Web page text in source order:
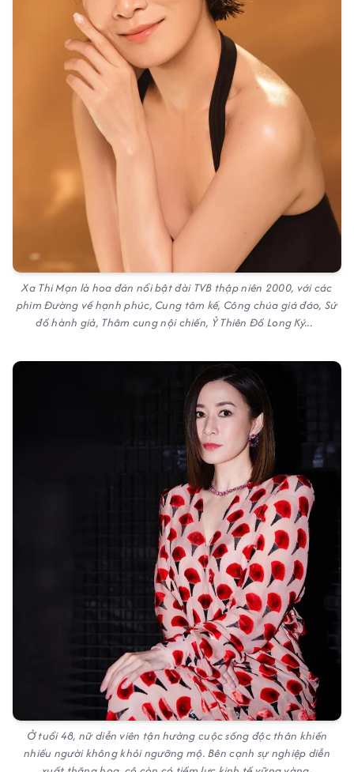
Xa Thi Mạn là hoa đán nổi bật đài TVB thập niên 2000, với các
phim Đường về hạnh phúc, Cung tâm kế, Công chúa giá đáo, Sứ
đồ hành giả, Thâm cung nội chiến, Ỷ Thiên Đồ Long Ký...
Ở tuổi 48, nữ diễn viên tận hưởng cuộc sống độc thân khiến
nhiều người không khỏi ngưỡng mộ. Bên cạnh sự nghiệp diễn